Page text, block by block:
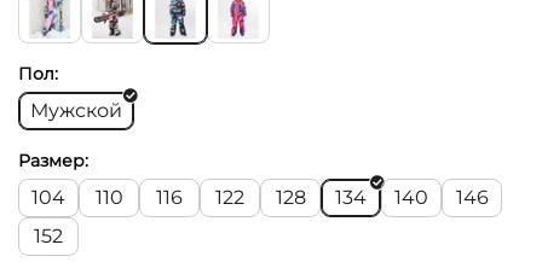
Пол:
Мужской
Размер:
104 110 116 122 128 134 140
146
152